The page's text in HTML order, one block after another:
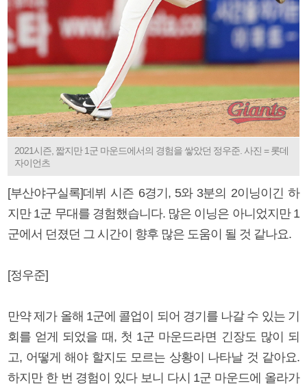
2021시즌, 짧지만 1군 마운드에서의 경험을 쌓았던 정우준. 사진 = 롯데
자이언츠
[부산야구실록]데뷔 시즌 6경기, 5와 3분의 2이닝이긴 하
지만 1군 무대를 경험했습니다. 많은 이닝은 아니었지만 1
군에서 던졌던 그 시간이 향후 많은 도움이 될 것 같나요.
[정우준]
만약 제가 올해 1군에 콜업이 되어 경기를 나갈 수 있는 기
회를 얻게 되었을 때, 첫 1군 마운드라면 긴장도 많이 되
고, 어떻게 해야 할지도 모르는 상황이 나타날 것 같아요.
하지만 한 번 경험이 있다 보니 다시 1군 마운드에 올라가